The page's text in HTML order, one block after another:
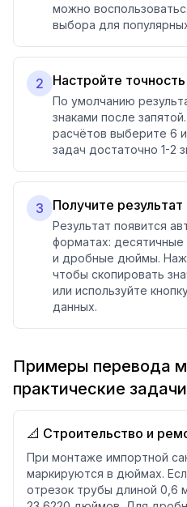
можно
выбора для
2 Настройте
По умолчанию
знаками после
расчётов выберите 6
задач достаточно 1-2
3 Получите
Результат появится
форматах:
и дробные дюймы.
чтобы скопировать
или используйте
данных.
Примеры перевода
практические задачи
📐 Строительство и
При монтаже импортной
маркируются в дюймах.
отрезок трубы длиной 0,6